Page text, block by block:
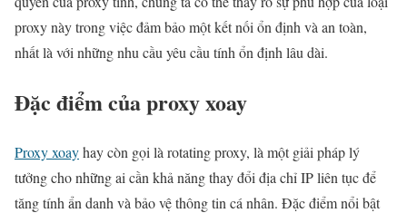
proxy này trong việc đảm bảo một kết nối ổn định và an toàn,
nhất là với những nhu cầu yêu cầu tính ổn định lâu dài.
Đặc điểm của proxy xoay
Proxy xoayhay còn gọi là rotating proxy, là một giải pháp lý
tưởng cho những ai cần khả năng thay đổi địa chỉ IP liên tục để
tăng tính ẩn danh và bảo vệ thông tin cá nhân. Đặc điểm nổi bật